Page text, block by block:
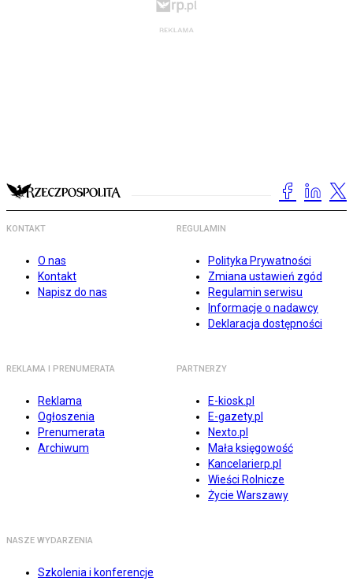
KONTAKT
O nas
Kontakt
Napisz do nas
REGULAMIN
Polityka Prywatności
Zmiana ustawień zgód
Regulamin serwisu
Informacje o nadawcy
Deklaracja dostępności
REKLAMA I PRENUMERATA
Reklama
Ogłoszenia
Prenumerata
Archiwum
PARTNERZY
E-kiosk.pl
E-gazety.pl
Nexto.pl
Mała księgowość
Kancelarierp.pl
Wieści Rolnicze
Życie Warszawy
NASZE WYDARZENIA
Szkolenia i konferencje